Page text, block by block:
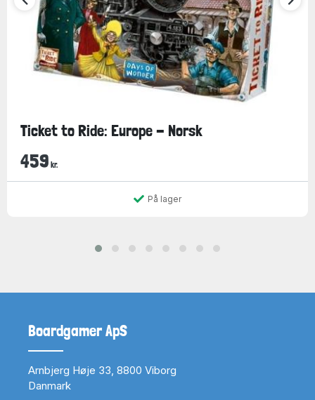
Ticket to Ride: Europe - Norsk
459 kr.
På lager
Boardgamer ApS
Arnbjerg Høje 33, 8800 Viborg
Danmark